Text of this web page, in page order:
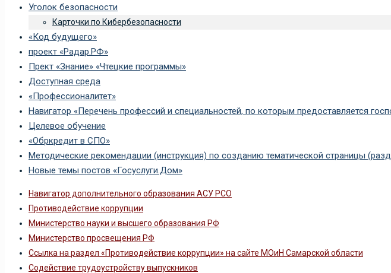
Уголок безопасности
Карточки по Кибербезопасности
«Код будущего»
проект «Радар.РФ»
Прект «Знание» «Чтецкие программы»
Доступная среда
«Профессионалитет»
Навигатор «Перечень профессий и специальностей, по которым предоставляется
Целевое обучение
«Обркредит в СПО»
Методические рекомендации (инструкция) по созданию тематической страницы
Новые темы постов «Госуслуги.Дом»
Навигатор дополнительного образования АСУ РСО
Противодействие коррупции
Министерство науки и высшего образования РФ
Министерство просвещения РФ
Ссылка на раздел «Противодействие коррупции» на сайте МОиН Самарской области
Содействие трудоустройству выпускников